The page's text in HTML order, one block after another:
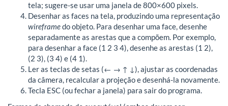
tela; sugere-se usar uma janela de 800×600 pixels.
Desenhar as faces na tela, produzindo uma representação
wireframedo objeto. Para desenhar uma face, desenhe
separadamente as arestas que a compõem. Por exemplo,
para desenhar a face (1 2 3 4), desenhe as arestas (1 2),
(2 3), (3 4) e (4 1).
Ler as teclas de setas (← → ↑ ↓), ajustar as coordenadas
da câmera, recalcular a projeção e desenhá-la novamente.
Tecla ESC (ou fechar a janela) para sair do programa.